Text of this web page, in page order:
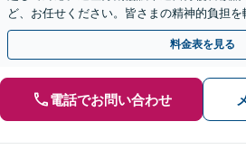
ど、お任せください。皆さまの精神的負担
【完全個室】【休日・夜間は要相談】【丸太
料金表を見る
電話でお問い合わせ